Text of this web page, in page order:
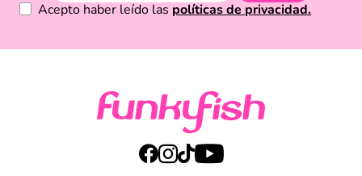
Acepto haber leído las políticas de privacidad.